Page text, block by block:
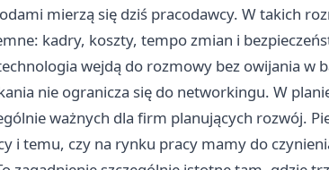
mierzą się dziś pracodawcy. W takich
kadry, koszty, tempo zmian i
wejdą do rozmowy bez owijania w
nie ogranicza się do networkingu. W
ważnych dla firm planujących rozwój.
i temu, czy na rynku pracy mamy do